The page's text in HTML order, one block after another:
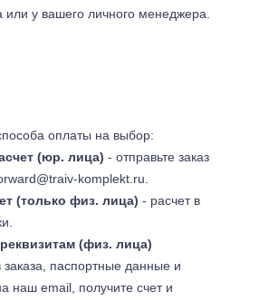
или у вашего личного менеджера.
оплаты на выбор:
(юр. лица) - отправьте заказ
komplekt.ru
(только физ. лица) - расчет в
(физ. лица)
заказа, паспортные данные и
наш email, получите счет и